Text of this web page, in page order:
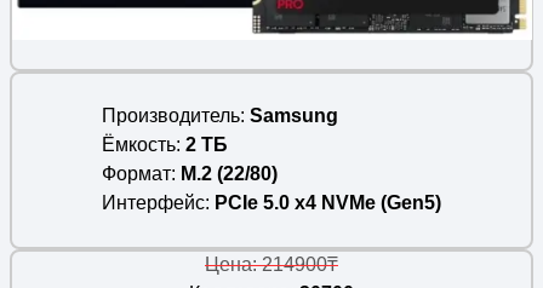
Производитель Samsung
Ёмкость 2 ТБ
Формат
M.2 (22/80)
Интерфейс
PCIe 5.0 x4 NVMe (Gen5)
Цена: 214900₸